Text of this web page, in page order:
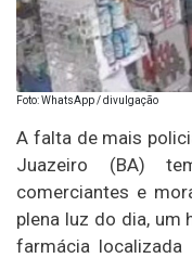
Foto: WhatsApp / divulgação
A falta de mais
Juazeiro (BA)
comerciantes e
plena luz do dia,
farmácia localizada